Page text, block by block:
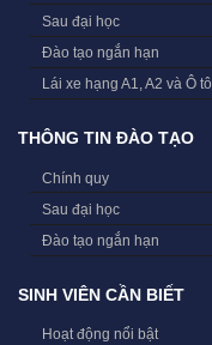
Sau đại học
Đào tạo ngắn hạn
Lái xe hạng A1, A2 và Ô tô
THÔNG TIN ĐÀO TẠO
Chính quy
Sau đại học
Đào tạo ngắn hạn
SINH VIÊN CẦN BIẾT
Hoạt động nổi bật